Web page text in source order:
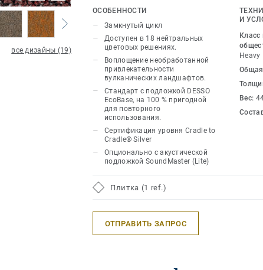
все дизайны (19)
отмечена эта ковровая плитка,
древней земли, напоминая
незапланированной природы.
палитра сочетается с богатыми
трехмерный вид придает ковровой
Сочетайте огненно-красные и
и ярко-оранжевые оттенки, чтобы
в помещении.
Эта коллекция является частью
ОСОБЕННОСТИ
Замкнутый цикл
Доступен в 18 нейтральных
цветовых решениях.
Воплощение необработанной
привлекательности
вулканических ландшафтов.
Стандарт с подложкой DESSO
EcoBase, на 100 % пригодной
для повторного
использования.
Сертификация уровня Cradle to
Cradle® Silver
Опционально с акустической
подложкой SoundMaster (Lite)
И
Класс
Heavy
Вес:
Плитка (1 ref.)
ОТПРАВИТЬ ЗАПРОС